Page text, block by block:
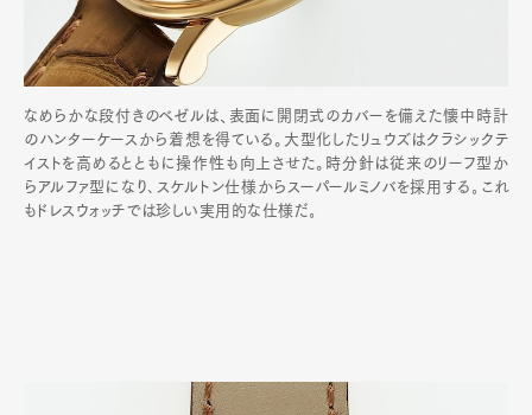
なめらかな段付きのベゼルは、表面に開閉式のカバーを備えた懐中時計
のハンターケースから着想を得ている。大型化したリュウズはクラシックテ
イストを高めるとともに操作性も向上させた。時分針は従来のリーフ型か
らアルファ型になり､スケルトン仕様からスーパールミノバを採用する｡これ
もドレスウォッチでは珍しい実用的な仕様だ｡